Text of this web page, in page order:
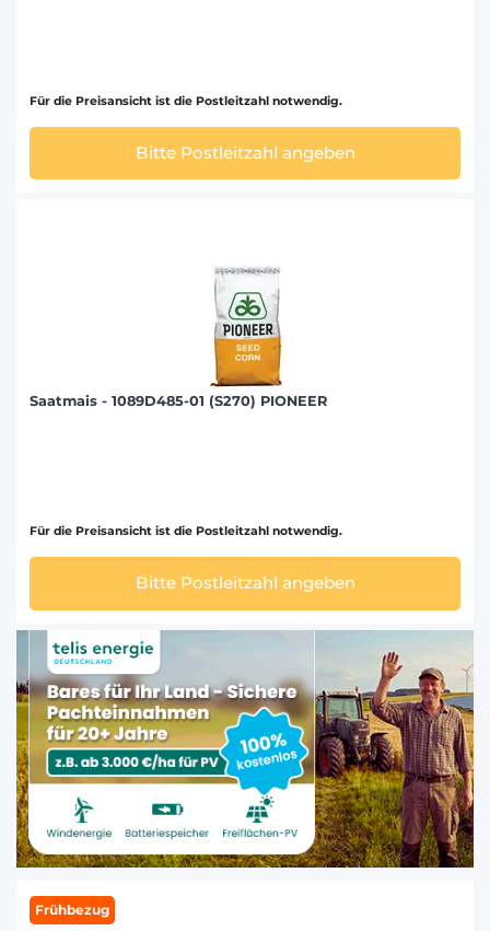
Für die Preisansicht ist die Postleitzahl notwendig.
Bitte Postleitzahl angeben
Saatmais - 1089D485-01 (S270) PIONEER
Für die Preisansicht ist die Postleitzahl notwendig.
Bitte Postleitzahl angeben
Frühbezug